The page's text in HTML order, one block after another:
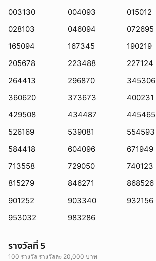
003130 004093 015012
028103
046094 072695
165094
167345 190219
205678
223488 227124
264413
296870 345306
360620
373673 400231
429508
434487 445465
526169
539081 554593
584418
604096 671949
713558
729050 740123
815279
846271 868526
901252
903340 932156
953032
983286
รางวัลที่ 5
100 รางวัล รางวัลละ 20,000 บาท